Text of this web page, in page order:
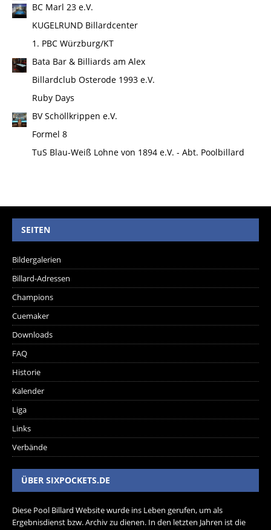
BC Marl 23 e.V.
KUGELRUND Billardcenter
1. PBC Würzburg/KT
Bata Bar & Billiards am Alex
Billardclub Osterode 1993 e.V.
Ruby Days
BV Schöllkrippen e.V.
Formel 8
TuS Blau-Weiß Lohne von 1894 e.V. - Abt. Poolbillard
SEITEN
Bildergalerien
Billard-Adressen
Champions
Cuemaker
Downloads
FAQ
Historie
Kalender
Liga
Links
Verbände
ÜBER SIXPOCKETS.DE
Diese Pool Billard Website wurde ins Leben gerufen, um als
Ergebnisdienst bzw. Archiv zu dienen. In den letzten Jahren ist die